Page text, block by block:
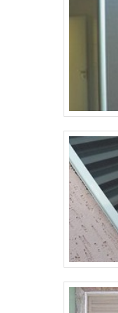
seus
Tecnyl Telas é
explora o
de
entregar tudo
a qualidade
organização é
com
prazer em
EMPRESA DO
em telas para
e Agricultura. A